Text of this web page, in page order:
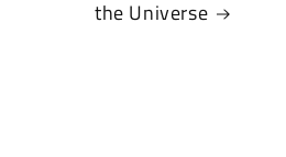
the Universe